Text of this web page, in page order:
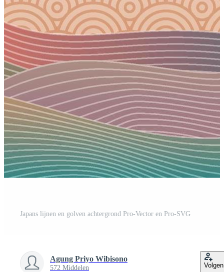
Japans lijnen en golven achtergrond Pro-Vector en Pro-SVG
Agung Priyo Wibisono
572 Middelen Volgen